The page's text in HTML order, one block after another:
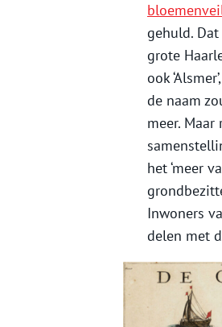
gehuld.
grote
ook
de naam
meer.
het ‘meer
Inwoners
delen met